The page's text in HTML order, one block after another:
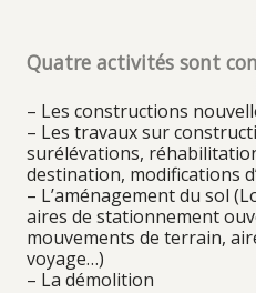
Tourisme
Hébergement
Restauration
Quatre activités sont
– Les constructions
– Les travaux sur
surélévations,
destination, modifications
– L’aménagement du sol
aires de stationnement
mouvements de terrain,
voyage…)
– La démolition